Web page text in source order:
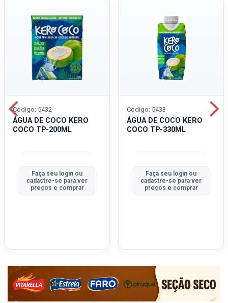
ÁGUA DE COCO KERO
COCO TP-200ML
Código: 5432
Faça seu login ou
cadastre-se para ver
preços e comprar
ÁGUA DE COCO KERO
COCO TP-330ML
Código: 5433
Faça seu login ou
cadastre-se para ver
preços e comprar